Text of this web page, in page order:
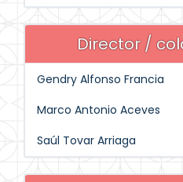
Director /
Gendry Alfonso Francia
Marco Antonio Aceves
Saúl Tovar Arriaga